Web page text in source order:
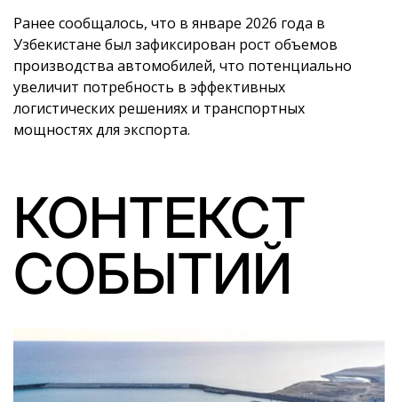
Ранее сообщалось, что в январе 2026 года в
Узбекистане был зафиксирован рост объемов
производства автомобилей, что потенциально
увеличит потребность в эффективных
логистических решениях и транспортных
мощностях для экспорта.
КОНТЕКСТ
СОБЫТИЙ